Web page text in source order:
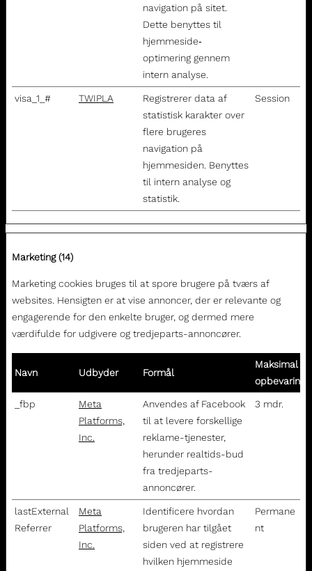
navigation på sitet.
Dette benyttes til
hjemmeside‐
optimering gennem
intern analyse.
visa_1_# TWIPLA
Registrerer data af
statistisk karakter over
flere brugeres
navigation på
hjemmesiden. Benyttes
til intern analyse og
statistik.
Session
Marketing (14)
Marketing cookies bruges til at spore brugere på tværs af
websites. Hensigten er at vise annoncer, der er relevante og
engagerende for den enkelte bruger, og dermed mere
værdifulde for udgivere og tredjeparts-annoncører.
Navn Udbyder Formål
Maksimal
_fbp
Meta
Platforms,
Inc.
Anvendes af Facebook
til at levere forskellige
reklame-tjenester,
herunder realtids-bud
fra tredjeparts-
annoncører.
3 mdr.
lastExternal
Referrer
Meta
Platforms,
Inc.
Identificere hvordan
brugeren har tilgået
siden ved at registrere
hvilken hjemmeside
Permane
nt